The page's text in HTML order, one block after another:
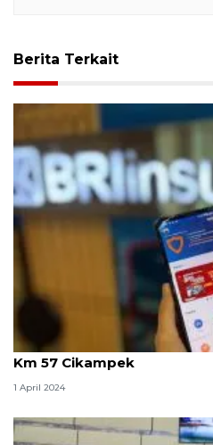
Berita Terkait
BRI Insurance menyiapkan
Km 57 Cikampek
1 April 2024